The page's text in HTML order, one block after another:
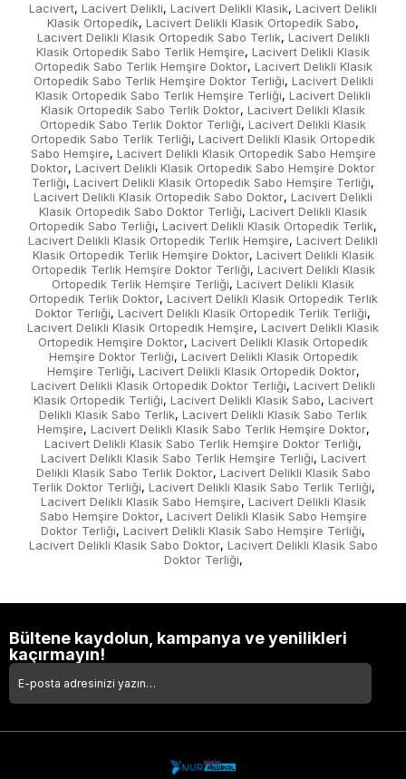
Lacivert, Lacivert Delikli, Lacivert Delikli Klasik, Lacivert Delikli
Klasik Ortopedik, Lacivert Delikli Klasik Ortopedik Sabo,
Lacivert Delikli Klasik Ortopedik Sabo Terlik, Lacivert Delikli
Klasik Ortopedik Sabo Terlik Hemşire, Lacivert Delikli Klasik
Ortopedik Sabo Terlik Hemşire Doktor, Lacivert Delikli Klasik
Ortopedik Sabo Terlik Hemşire Doktor Terliği, Lacivert Delikli
Klasik Ortopedik Sabo Terlik Hemşire Terliği, Lacivert Delikli
Klasik Ortopedik Sabo Terlik Doktor, Lacivert Delikli Klasik
Ortopedik Sabo Terlik Doktor Terliği, Lacivert Delikli Klasik
Ortopedik Sabo Terlik Terliği, Lacivert Delikli Klasik Ortopedik
Sabo Hemşire, Lacivert Delikli Klasik Ortopedik Sabo Hemşire
Doktor, Lacivert Delikli Klasik Ortopedik Sabo Hemşire Doktor
Terliği, Lacivert Delikli Klasik Ortopedik Sabo Hemşire Terliği,
Lacivert Delikli Klasik Ortopedik Sabo Doktor, Lacivert Delikli
Klasik Ortopedik Sabo Doktor Terliği, Lacivert Delikli Klasik
Ortopedik Sabo Terliği, Lacivert Delikli Klasik Ortopedik Terlik,
Lacivert Delikli Klasik Ortopedik Terlik Hemşire, Lacivert Delikli
Klasik Ortopedik Terlik Hemşire Doktor, Lacivert Delikli Klasik
Ortopedik Terlik Hemşire Doktor Terliği, Lacivert Delikli Klasik
Ortopedik Terlik Hemşire Terliği, Lacivert Delikli Klasik
Ortopedik Terlik Doktor, Lacivert Delikli Klasik Ortopedik Terlik
Doktor Terliği, Lacivert Delikli Klasik Ortopedik Terlik Terliği,
Lacivert Delikli Klasik Ortopedik Hemşire, Lacivert Delikli Klasik
Ortopedik Hemşire Doktor, Lacivert Delikli Klasik Ortopedik
Hemşire Doktor Terliği, Lacivert Delikli Klasik Ortopedik
Hemşire Terliği, Lacivert Delikli Klasik Ortopedik Doktor,
Lacivert Delikli Klasik Ortopedik Doktor Terliği, Lacivert Delikli
Klasik Ortopedik Terliği, Lacivert Delikli Klasik Sabo, Lacivert
Delikli Klasik Sabo Terlik, Lacivert Delikli Klasik Sabo Terlik
Hemşire, Lacivert Delikli Klasik Sabo Terlik Hemşire Doktor,
Lacivert Delikli Klasik Sabo Terlik Hemşire Doktor Terliği,
Lacivert Delikli Klasik Sabo Terlik Hemşire Terliği, Lacivert
Delikli Klasik Sabo Terlik Doktor, Lacivert Delikli Klasik Sabo
Terlik Doktor Terliği, Lacivert Delikli Klasik Sabo Terlik Terliği,
Lacivert Delikli Klasik Sabo Hemşire, Lacivert Delikli Klasik
Sabo Hemşire Doktor, Lacivert Delikli Klasik Sabo Hemşire
Doktor Terliği, Lacivert Delikli Klasik Sabo Hemşire Terliği,
Lacivert Delikli Klasik Sabo Doktor, Lacivert Delikli Klasik Sabo
Doktor Terliği,
Bültene kaydolun, kampanya ve yenilikleri
kaçırmayın!